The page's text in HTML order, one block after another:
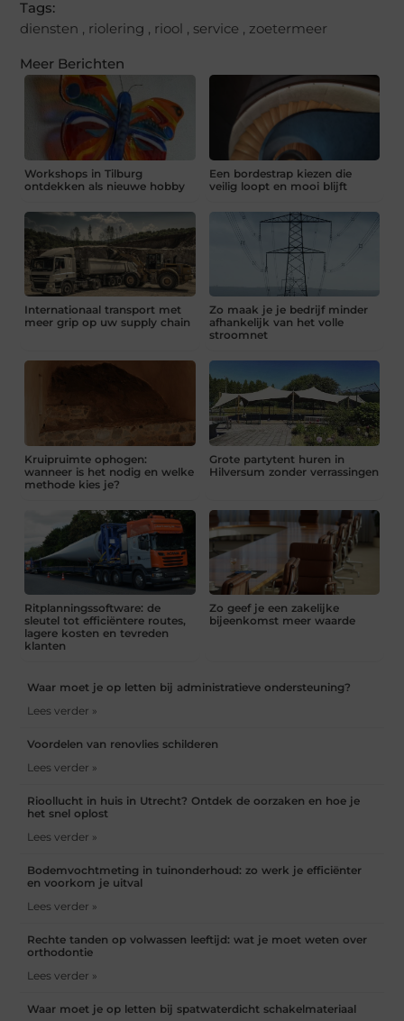
Tags:
diensten , riolering , riool , service , zoetermeer
Meer Berichten
Workshops in Tilburg
ontdekken als nieuwe hobby
Een bordestrap kiezen die
veilig loopt en mooi blijft
Internationaal transport met
meer grip op uw supply chain
Zo maak je je bedrijf minder
afhankelijk van het volle
stroomnet
Kruipruimte ophogen:
wanneer is het nodig en welke
methode kies je?
Grote partytent huren in
Hilversum zonder verrassingen
Ritplanningssoftware: de
sleutel tot efficiëntere routes,
lagere kosten en tevreden
klanten
Zo geef je een zakelijke
bijeenkomst meer waarde
Waar moet je op letten bij administratieve ondersteuning?
Lees verder »
Voordelen van renovlies schilderen
Lees verder »
Rioollucht in huis in Utrecht? Ontdek de oorzaken en hoe je
het snel oplost
Lees verder »
Bodemvochtmeting in tuinonderhoud: zo werk je efficiënter
en voorkom je uitval
Lees verder »
Rechte tanden op volwassen leeftijd: wat je moet weten over
orthodontie
Lees verder »
Waar moet je op letten bij spatwaterdicht schakelmateriaal